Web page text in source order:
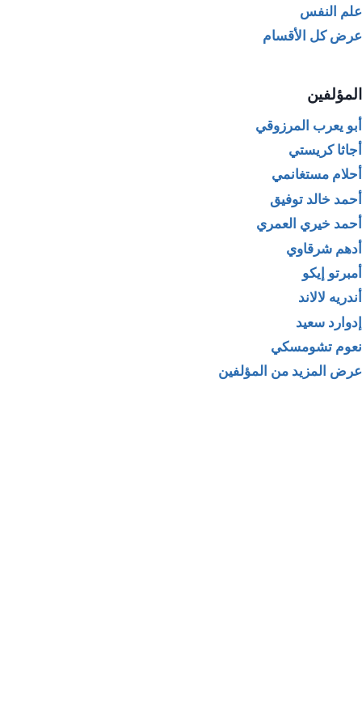
علم النفس
عرض كل الأقسام
المؤلفين
أبو يعرب المرزوقي
أجاثا كريستي
أحلام مستغانمي
أحمد خالد توفيق
أحمد خيري العمري
أدهم شرقاوي
أمبرتو إيكو
أندريه لالاند
إدوارد سعيد
نعوم تشومسكي
عرض المزيد من المؤلفين